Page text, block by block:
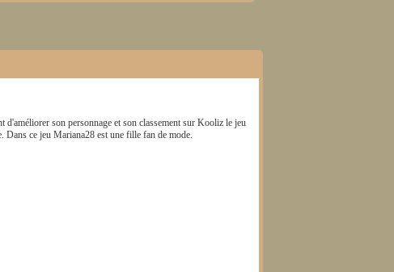
d'améliorer son personnage et son classement sur Kooliz le jeu
Dans ce jeu Mariana28 est une fille fan de mode.